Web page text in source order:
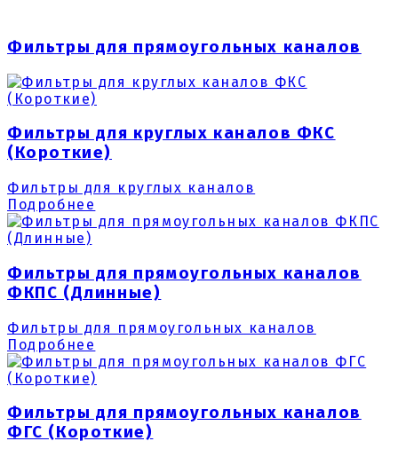
Фильтры для прямоугольных каналов
Фильтры для круглых каналов ФКС
(Короткие)
Фильтры для круглых каналов
Подробнее
Фильтры для прямоугольных каналов
ФКПС (Длинные)
Фильтры для прямоугольных каналов
Подробнее
Фильтры для прямоугольных каналов
ФГС (Короткие)